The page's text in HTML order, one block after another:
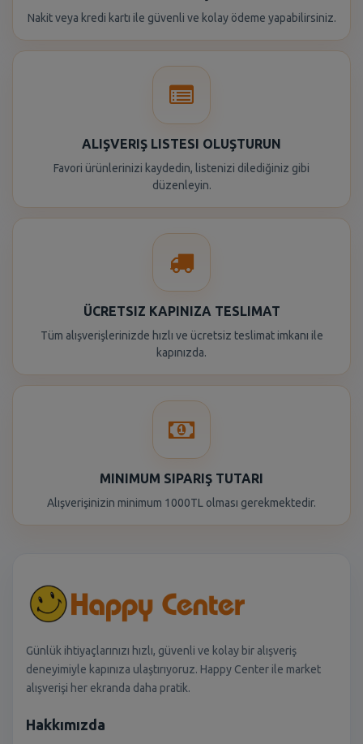
Nakit veya kredi kartı ile güvenli ve kolay ödeme yapabilirsiniz.
ALIŞVERIŞ LISTESI OLUŞTURUN
Favori ürünlerinizi kaydedin, listenizi dilediğiniz gibi
düzenleyin.
ÜCRETSIZ KAPINIZA TESLIMAT
Tüm alışverişlerinizde hızlı ve ücretsiz teslimat imkanı ile
kapınızda.
MINIMUM SIPARIŞ TUTARI
Alışverişinizin minimum 1000TL olması gerekmektedir.
Günlük ihtiyaçlarınızı hızlı, güvenli ve kolay bir alışveriş
deneyimiyle kapınıza ulaştırıyoruz. Happy Center ile market
alışverişi her ekranda daha pratik.
Hakkımızda